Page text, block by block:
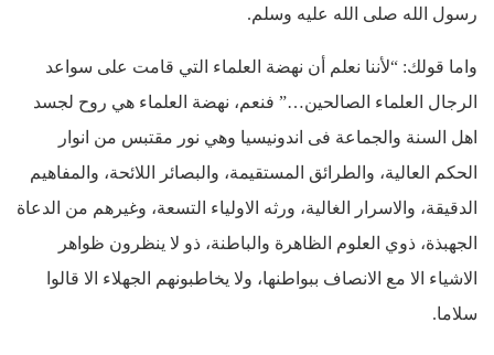
رسول الله صلى الله عليه وسلم.
واما قولك: “لأننا نعلم أن نهضة العلماء التي قامت على سواعد
الرجال العلماء الصالحين…” فنعم، نهضة العلماء هي روح لجسد
اهل السنة والجماعة فى اندونيسيا وهي نور مقتبس من انوار
الحكم العالية، والطرائق المستقيمة، والبصائر اللائحة، والمفاهيم
الدقيقة، والاسرار الغالية، ورثه الاولياء التسعة، وغيرهم من الدعاة
الجهبذة، ذوي العلوم الظاهرة والباطنة، ذو لا ينظرون ظواهر
الاشياء الا مع الانصاف ببواطنها، ولا يخاطبونهم الجهلاء الا قالوا
سلاما.